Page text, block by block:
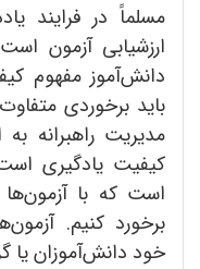
مسلماً در فرایند
ارزشیابی آزمون
دانش‌آموز مفهوم
باید برخوردی
مدیریت راهبرانه
کیفیت یادگیری
است که با
برخورد کنیم.
خود دانش‌آموزان یا